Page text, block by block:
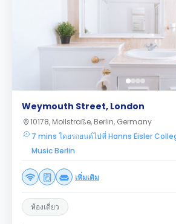
Weymouth Street, London
10178, Mollstraße, Berlin, Germany
7 mins โดยรถยนต์ไปที่ Hanns Eisler
Music Berlin
เพิ่มเติม
ห้องเดี่ยว